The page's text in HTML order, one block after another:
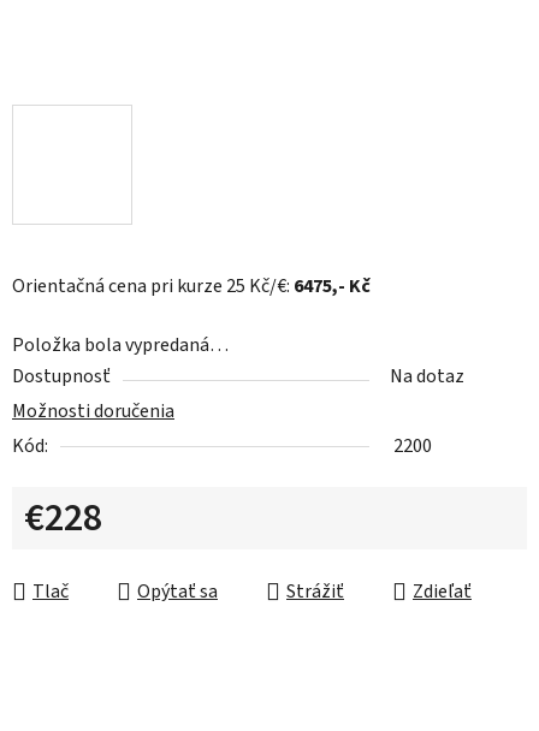
Orientačná cena pri kurze 25 Kč/€: 6475,- Kč
Položka bola vypredaná…
Dostupnosť
Na dotaz
Možnosti doručenia
Kód:
2200
€228
Tlač
Opýtať sa Strážiť Zdieľať